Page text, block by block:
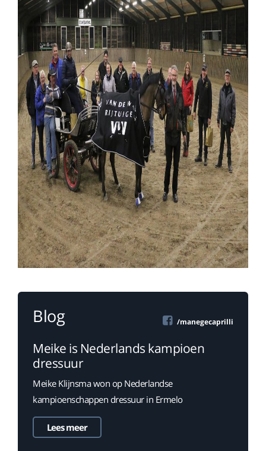
Blog /manegecaprilli
Meike is Nederlands kampioen
dressuur
Meike Klijnsma won op Nederlandse
kampioenschappen dressuur in Ermelo
Lees meer